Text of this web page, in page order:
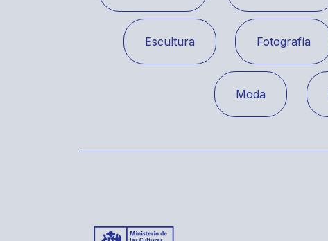
Escultura Fotografía
Moda